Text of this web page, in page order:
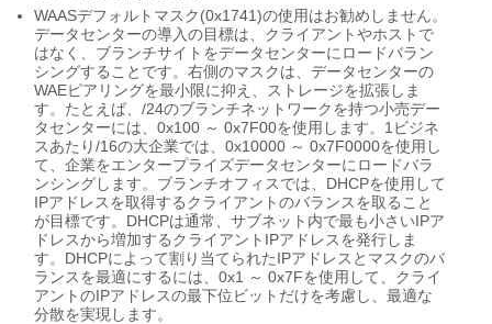
WAASデフォルトマスク(0x1741)の使用はお勧めしません。
データセンターの導入の目標は、クライアントやホストで
はなく、ブランチサイトをデータセンターにロードバラン
シングすることです。右側のマスクは、データセンターの
WAEピアリングを最小限に抑え、ストレージを拡張しま
す。たとえば、/24のブランチネットワークを持つ小売デー
タセンターには、0x100 ～ 0x7F00を使用します。1ビジネ
スあたり/16の大企業では、0x10000 ～ 0x7F0000を使用し
て、企業をエンタープライズデータセンターにロードバラ
ンシングします。ブランチオフィスでは、DHCPを使用して
IPアドレスを取得するクライアントのバランスを取ること
が目標です。DHCPは通常、サブネット内で最も小さいIPア
ドレスから増加するクライアントIPアドレスを発行しま
す。DHCPによって割り当てられたIPアドレスとマスクのバ
ランスを最適にするには、0x1 ～ 0x7Fを使用して、クライ
アントのIPアドレスの最下位ビットだけを考慮し、最適な
分散を実現します。